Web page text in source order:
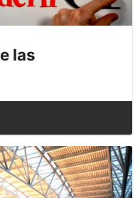
las